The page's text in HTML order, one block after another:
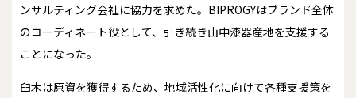
ンサルティング会社に協力を求めた。BIPROGYはブランド全体
のコーディネート役として、引き続き山中漆器産地を支援する
ことになった。
臼木は原資を獲得するため、地域活性化に向けて各種支援策を